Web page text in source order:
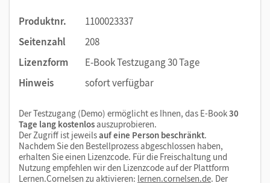
Produktnr.
1100023337
Seitenzahl
208
Lizenzform
E-Book Testzugang 30 Tage
Hinweis
sofort verfügbar
Der Testzugang (Demo) ermöglicht es Ihnen, das E-Book30
Tage lang kostenlosauszuprobieren.
Der Zugriff ist jeweilsauf eine Person beschränkt.
Nachdem Sie den Bestellprozess abgeschlossen haben,
erhalten Sie einen Lizenzcode. Für die Freischaltung und
Nutzung empfehlen wir den Lizenzcode auf der Plattform
Lernen.Cornelsen zu aktivieren: lernen.cornelsen.de. Der